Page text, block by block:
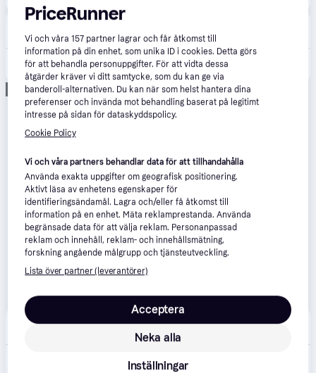
Proshop.se
49 kr frakt,1-2 dagar
Annons
3-4 dagar
PriceRunner
Vi och våra157 partner lagrar och får åtkomst till
information på din enhet, som unika ID i cookies. Detta görs
för att behandla personuppgifter. För att vidta dessa
åtgärder kräver vi ditt samtycke, som du kan ge via
banderoll-alternativen. Du kan när som helst hantera dina
preferenser och invända mot behandling baserat på legitimt
intresse på sidan för dataskyddspolicy.
Cookie Policy
Vi och våra partners behandlar data för att tillhandahålla
Använda exakta uppgifter om geografisk positionering.
Aktivt läsa av enhetens egenskaper för
identifieringsändamål. Lagra och/eller få åtkomst till
information på en enhet. Mäta reklamprestanda. Använda
begränsade data för att välja reklam. Personanpassad
reklam och innehåll, reklam- och innehållsmätning,
forskning angående målgrupp och tjänsteutveckling.
Lista över partner (leverantörer)
Neka alla
Acceptera
Inställningar